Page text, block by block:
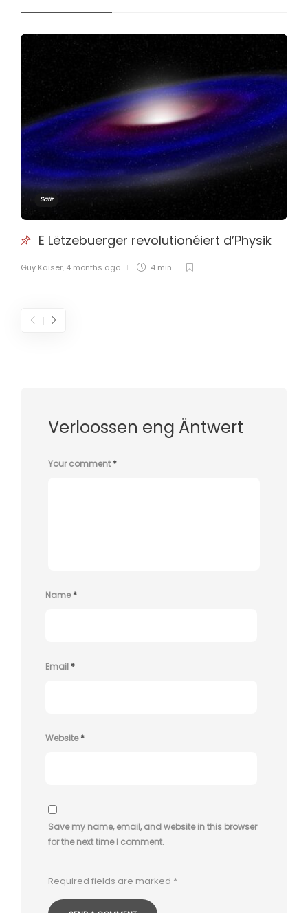
Satir
E Lëtzebuerger revolutionéiert d’Physik
Guy Kaiser, 4 months ago 4 min
Verloossen eng Äntwert
Your comment*
Name*
Email*
Website*
Save my name, email, and website in this browser
for the next time I comment.
Required fields are marked *